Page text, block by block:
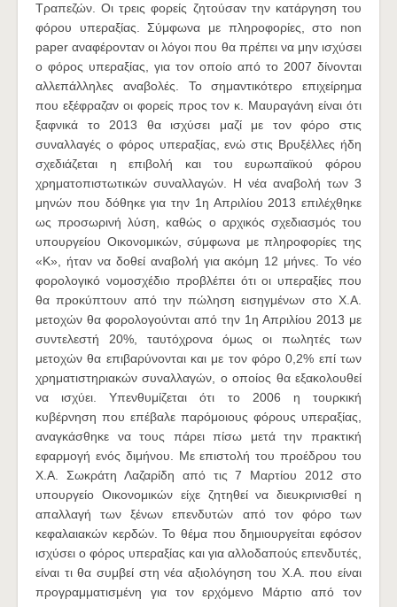
Τραπεζών. Οι τρεις φορείς ζητούσαν την κατάργηση του
φόρου υπεραξίας. Σύμφωνα με πληροφορίες, στο non
paper αναφέρονταν οι λόγοι που θα πρέπει να μην ισχύσει
ο φόρος υπεραξίας, για τον οποίο από το 2007 δίνονται
αλλεπάλληλες αναβολές. Το σημαντικότερο επιχείρημα
που εξέφραζαν οι φορείς προς τον κ. Μαυραγάνη είναι ότι
ξαφνικά το 2013 θα ισχύσει μαζί με τον φόρο στις
συναλλαγές ο φόρος υπεραξίας, ενώ στις Βρυξέλλες ήδη
σχεδιάζεται η επιβολή και του ευρωπαϊκού φόρου
χρηματοπιστωτικών συναλλαγών. Η νέα αναβολή των 3
μηνών που δόθηκε για την 1η Απριλίου 2013 επιλέχθηκε
ως προσωρινή λύση, καθώς ο αρχικός σχεδιασμός του
υπουργείου Οικονομικών, σύμφωνα με πληροφορίες της
«Κ», ήταν να δοθεί αναβολή για ακόμη 12 μήνες. Το νέο
φορολογικό νομοσχέδιο προβλέπει ότι οι υπεραξίες που
θα προκύπτουν από την πώληση εισηγμένων στο Χ.Α.
μετοχών θα φορολογούνται από την 1η Απριλίου 2013 με
συντελεστή 20%, ταυτόχρονα όμως οι πωλητές των
μετοχών θα επιβαρύνονται και με τον φόρο 0,2% επί των
χρηματιστηριακών συναλλαγών, ο οποίος θα εξακολουθεί
να ισχύει. Υπενθυμίζεται ότι το 2006 η τουρκική
κυβέρνηση που επέβαλε παρόμοιους φόρους υπεραξίας,
αναγκάσθηκε να τους πάρει πίσω μετά την πρακτική
εφαρμογή ενός διμήνου. Με επιστολή του προέδρου του
Χ.Α. Σωκράτη Λαζαρίδη από τις 7 Μαρτίου 2012 στο
υπουργείο Οικονομικών είχε ζητηθεί να διευκρινισθεί η
απαλλαγή των ξένων επενδυτών από τον φόρο των
κεφαλαιακών κερδών. Το θέμα που δημιουργείται εφόσον
ισχύσει ο φόρος υπεραξίας και για αλλοδαπούς επενδυτές,
είναι τι θα συμβεί στη νέα αξιολόγηση του Χ.Α. που είναι
προγραμματισμένη για τον ερχόμενο Μάρτιο από τον